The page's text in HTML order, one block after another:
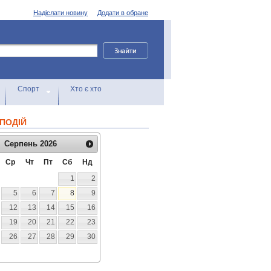
Додати в обране
Надіслати новину
Спорт Хто є хто
Серпень 2026
Ср Чт Пт Сб
Нд
1
2
5 6 7 8
9
12 13 14 15
16
19 20 21 22
23
26 27 28 29
30